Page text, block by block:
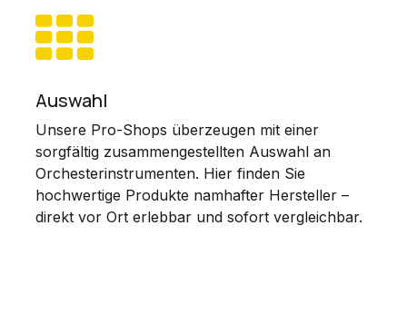
Auswahl
Unsere Pro-Shops überzeugen mit einer
sorgfältig zusammengestellten Auswahl an
Orchesterinstrumenten. Hier finden Sie
hochwertige Produkte namhafter Hersteller –
direkt vor Ort erlebbar und sofort vergleichbar.